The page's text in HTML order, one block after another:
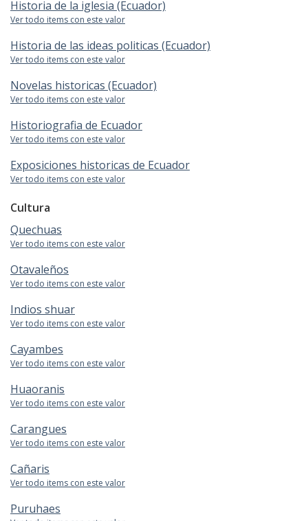
Historia de la iglesia (Ecuador)
Ver todo items con este valor
Historia de las ideas politicas (Ecuador)
Ver todo items con este valor
Novelas historicas (Ecuador)
Ver todo items con este valor
Historiografia de Ecuador
Ver todo items con este valor
Exposiciones historicas de Ecuador
Ver todo items con este valor
Cultura
Quechuas
Ver todo items con este valor
Otavaleños
Ver todo items con este valor
Indios shuar
Ver todo items con este valor
Cayambes
Ver todo items con este valor
Huaoranis
Ver todo items con este valor
Carangues
Ver todo items con este valor
Cañaris
Ver todo items con este valor
Puruhaes